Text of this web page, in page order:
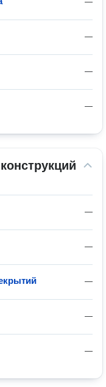
—
—
—
—
—
—
—
—